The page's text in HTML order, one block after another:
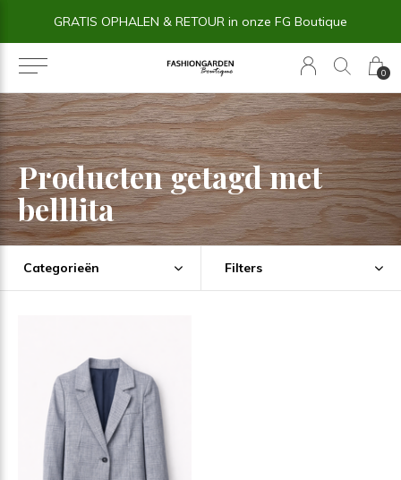
0
GRATIS OPHALEN & RETOUR in onze FG Boutique
Producten getagd met
belllita
Categorieën Filters